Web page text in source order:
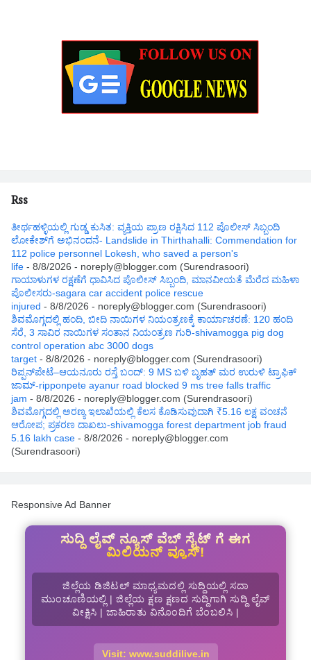
Rss
ತೀರ್ಥಹಳ್ಳಿಯಲ್ಲಿ ಗುಡ್ಡ ಕುಸಿತ: ವ್ಯಕ್ತಿಯ ಪ್ರಾಣ ರಕ್ಷಿಸಿದ 112 ಪೊಲೀಸ್ ಸಿಬ್ಬಂದಿ
ಲೋಕೇಶ್‌ಗೆ ಅಭಿನಂದನೆ- Landslide in Thirthahalli: Commendation for
112 police personnel Lokesh, who saved a person's
life - 8/8/2026 - noreply@blogger.com (Surendrasoori)
ಗಾಯಾಳುಗಳ ರಕ್ಷಣೆಗೆ ಧಾವಿಸಿದ ಪೊಲೀಸ್ ಸಿಬ್ಬಂದಿ, ಮಾನವೀಯತೆ ಮೆರೆದ ಮಹಿಳಾ
ಪೊಲೀಸರು-sagara car accident police rescue
injured - 8/8/2026 - noreply@blogger.com (Surendrasoori)
ಶಿವಮೊಗ್ಗದಲ್ಲಿ ಹಂದಿ, ಬೀದಿ ನಾಯಿಗಳ ನಿಯಂತ್ರಣಕ್ಕೆ ಕಾರ್ಯಾಚರಣೆ: 120 ಹಂದಿ
ಸೆರೆ, 3 ಸಾವಿರ ನಾಯಿಗಳ ಸಂತಾನ ನಿಯಂತ್ರಣ ಗುರಿ-shivamogga pig dog
control operation abc 3000 dogs
target - 8/8/2026 - noreply@blogger.com (Surendrasoori)
ರಿಪ್ಪನ್‌ಪೇಟೆ–ಆಯನೂರು ರಸ್ತೆ ಬಂದ್: 9 MS ಬಳಿ ಬೃಹತ್ ಮರ ಉರುಳಿ ಟ್ರಾಫಿಕ್
ಜಾಮ್-ripponpete ayanur road blocked 9 ms tree falls traffic
jam - 8/8/2026 - noreply@blogger.com (Surendrasoori)
ಶಿವಮೊಗ್ಗದಲ್ಲಿ ಅರಣ್ಯ ಇಲಾಖೆಯಲ್ಲಿ ಕೆಲಸ ಕೊಡಿಸುವುದಾಗಿ ₹5.16 ಲಕ್ಷ ವಂಚನೆ
ಆರೋಪ; ಪ್ರಕರಣ ದಾಖಲು-shivamogga forest department job fraud
5.16 lakh case - 8/8/2026 - noreply@blogger.com
(Surendrasoori)
Responsive Ad Banner
ಸುದ್ದಿ ಲೈವ್ ನ್ಯೂಸ್ ವೆಬ್ ಸೈಟ್ ಗೆ ಈಗ
ಮಿಲಿಯನ್ ವ್ಯೂಸ್!
ಜಿಲ್ಲೆಯ ಡಿಜಿಟಲ್ ಮಾಧ್ಯಮದಲ್ಲಿ ಸುದ್ದಿಯಲ್ಲಿ ಸದಾ
ಮುಂಚೂಣಿಯಲ್ಲಿ | ಜಿಲ್ಲೆಯ ಕ್ಷಣ ಕ್ಷಣದ ಸುದ್ದಿಗಾಗಿ ಸುದ್ದಿ ಲೈವ್
ವೀಕ್ಷಿಸಿ | ಜಾಹಿರಾತು ವಿನೊಂದಿಗೆ ಬೆಂಬಲಿಸಿ |
Visit: www.suddilive.in